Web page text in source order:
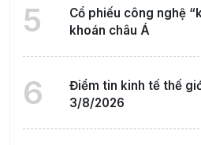
5
Cổ phiếu công nghệ
khoán châu Á
6
Điểm tin kinh tế thế
3/8/2026